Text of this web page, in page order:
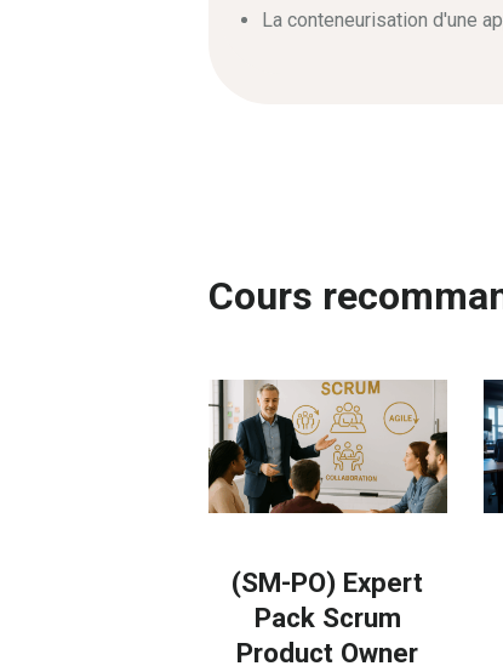
La conteneurisation d'une
Cours
(SM-PO) Expert
Pack Scrum
Product Owner